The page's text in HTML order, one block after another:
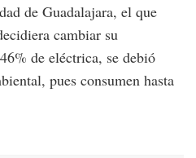
de Guadalajara, el que
cambiar su
de eléctrica, se debió
pues consumen hasta